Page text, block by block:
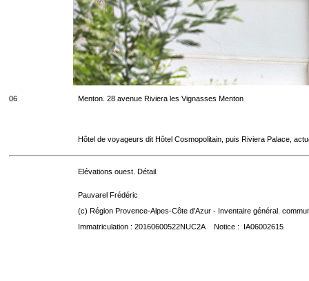
06 Menton. 28 avenue Riviera les Vignasses Menton
Hôtel de voyageurs dit Hôtel Cosmopolitain, puis Riviera Palace,
Elévations ouest. Détail.
Pauvarel Frédéric
(c) Région Provence-Alpes-Côte d'Azur - Inventaire général.
Immatriculation : 20160600522NUC2A Notice : IA06002615